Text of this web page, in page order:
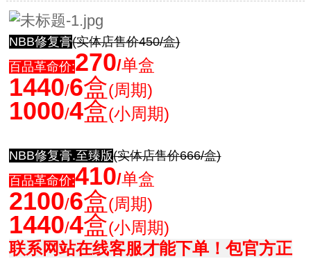
NBB修复膏(实体店售价450/盒)
百品革命价:270/单盒
1440/6盒(周期)
1000/4盒(小周期)
NBB修复膏.至臻版(实体店售价666/盒)
百品革命价:410/单盒
2100/6盒(周期)
1440/4盒(小周期)
联系网站在线客服才能下单！包官方正